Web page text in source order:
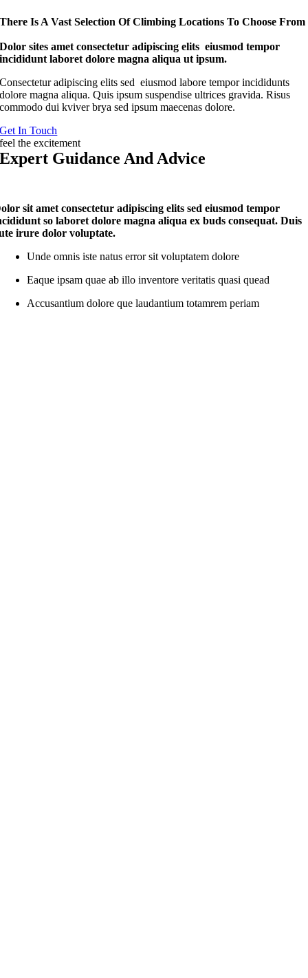
There Is A Vast Selection Of Climbing Locations To Choose From
Dolor sites amet consectetur adipiscing elits eiusmod tempor
incididunt laboret dolore magna aliqua ut ipsum.
Consectetur adipiscing elits sed eiusmod labore tempor incididunts
dolore magna aliqua. Quis ipsum suspendise ultrices gravida. Risus
commodo dui kviver brya sed ipsum maecenas dolore.
Get In Touch
feel the excitement
Expert Guidance And Advice
sit amet consectetur adipiscing elits sed eiusmod tempor
so laboret dolore magna aliqua ex buds consequat. Duis
irure dolor voluptate.
Unde omnis iste natus error sit voluptatem dolore
Eaque ipsam quae ab illo inventore veritatis quasi quead
Accusantium dolore que laudantium totamrem periam